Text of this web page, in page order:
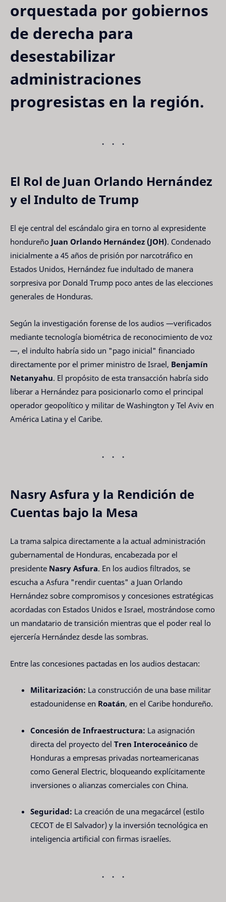
orquestada por gobiernos
de derecha para
desestabilizar
administraciones
progresistas en la región.
El Rol de Juan Orlando Hernández
y el Indulto de Trump
El eje central del escándalo gira en torno al expresidente
hondureño Juan Orlando Hernández (JOH). Condenado
inicialmente a 45 años de prisión por narcotráfico en
Estados Unidos, Hernández fue indultado de manera
sorpresiva por Donald Trump poco antes de las elecciones
generales de Honduras.
Según la investigación forense de los audios —verificados
mediante tecnología biométrica de reconocimiento de voz
—, el indulto habría sido un "pago inicial" financiado
directamente por el primer ministro de Israel, Benjamín
Netanyahu. El propósito de esta transacción habría sido
liberar a Hernández para posicionarlo como el principal
operador geopolítico y militar de Washington y Tel Aviv en
América Latina y el Caribe.
Nasry Asfura y la Rendición de
Cuentas bajo la Mesa
La trama salpica directamente a la actual administración
gubernamental de Honduras, encabezada por el
presidente Nasry Asfura. En los audios filtrados, se
escucha a Asfura "rendir cuentas" a Juan Orlando
Hernández sobre compromisos y concesiones estratégicas
acordadas con Estados Unidos e Israel, mostrándose como
un mandatario de transición mientras que el poder real lo
ejercería Hernández desde las sombras.
Entre las concesiones pactadas en los audios destacan:
Militarización: La construcción de una base militar
estadounidense en Roatán, en el Caribe hondureño.
Concesión de Infraestructura: La asignación
directa del proyecto del Tren Interoceánico de
Honduras a empresas privadas norteamericanas
como General Electric, bloqueando explícitamente
inversiones o alianzas comerciales con China.
Seguridad: La creación de una megacárcel (estilo
CECOT de El Salvador) y la inversión tecnológica en
inteligencia artificial con firmas israelíes.